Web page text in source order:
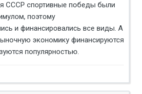
СССР спортивные победы были
поэтому
и финансировались все виды. А
экономику финансируются
популярностью.